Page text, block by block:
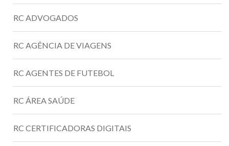
RC ADVOGADOS
RC AGÊNCIA DE VIAGENS
RC AGENTES DE FUTEBOL
RC ÁREA SAÚDE
RC CERTIFICADORAS DIGITAIS